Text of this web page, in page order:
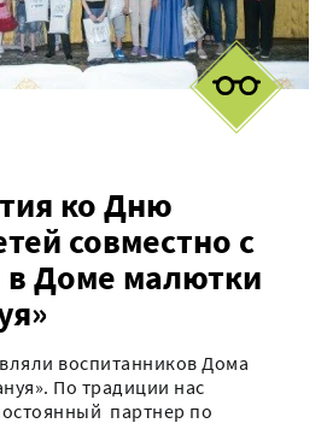
ко Дню
совместно с
в Доме малютки
воспитанников Дома
По традиции нас
партнер по